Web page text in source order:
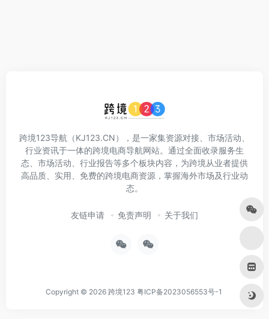
跨境123导航（KJ123.CN），是一家集资源对接、市场活动、
行业资讯于一体的跨境电商导航网站。通过全面收录服务生
态、市场活动、行业报告等多个板块内容，为跨境从业者提供
高品质、实用、免费的跨境电商资源，掌握海外市场及行业动
态。
友链申请 免责声明 关于我们
Copyright © 2026 跨境123 粤ICP备2023056553号-1